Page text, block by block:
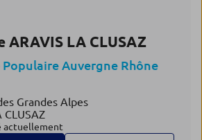
ARAVIS LA CLUSAZ
Populaire Auvergne Rhône
Grandes Alpes
CLUSAZ
actuellement